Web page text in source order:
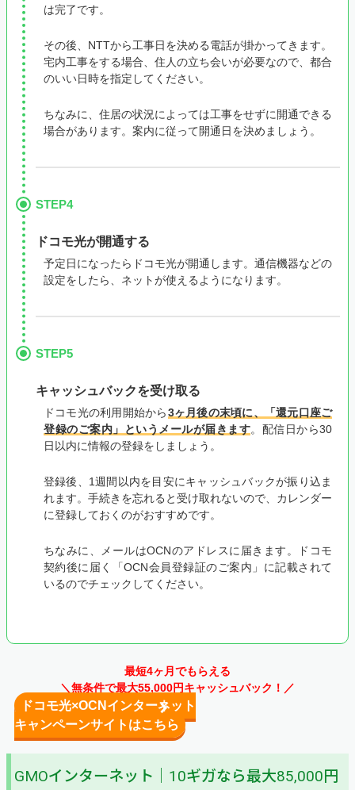
は完了です。
その後、NTTから工事日を決める電話が掛かってきます。
宅内工事をする場合、住人の立ち会いが必要なので、都合
のいい日時を指定してください。
ちなみに、住居の状況によっては工事をせずに開通できる
場合があります。案内に従って開通日を決めましょう。
STEP4
ドコモ光が開通する
予定日になったらドコモ光が開通します。通信機器などの
設定をしたら、ネットが使えるようになります。
STEP5
キャッシュバックを受け取る
ドコモ光の利用開始から3ヶ月後の末頃に、「還元口座ご
登録のご案内」というメールが届きます。配信日から30
日以内に情報の登録をしましょう。
登録後、1週間以内を目安にキャッシュバックが振り込ま
れます。手続きを忘れると受け取れないので、カレンダー
に登録しておくのがおすすめです。
ちなみに、メールはOCNのアドレスに届きます。ドコモ
契約後に届く「OCN会員登録証のご案内」に記載されて
いるのでチェックしてください。
最短4ヶ月でもらえる
＼無条件で最大55,000円キャッシュバック！／
ドコモ光×OCNインターネット
キャンペーンサイトはこちら
GMOインターネット｜10ギガなら最大85,000円